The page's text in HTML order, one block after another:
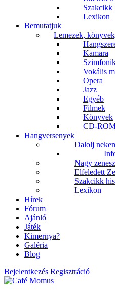
Szakcikk
Lexikon
Bemutatjuk
Lemezek,
Kamara
Vokális
Opera
Jazz
Egyéb
Filmek
Könyvek
CD-
Hangversenyek
Dalolj
Nagy
Elfeledett
Szakcikk
Lexikon
Hírek
Fórum
Ajánló
Játék
Kimernya?
Galéria
Blog
Bejelentkezés Regisztráció